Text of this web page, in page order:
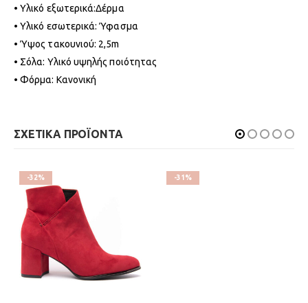
• Υλικό εξωτερικά:Δέρμα
• Υλικό εσωτερικά: Ύφασμα
• Ύψος τακουνιού: 2,5m
• Σόλα: Υλικό υψηλής ποιότητας
• Φόρμα: Κανονική
ΣΧΕΤΙΚΑ ΠΡΟΪΟΝΤΑ
-32% -31%